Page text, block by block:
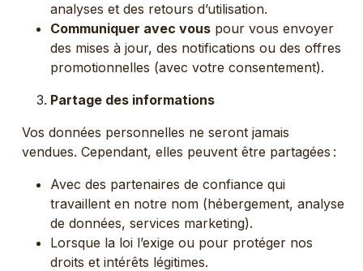
analyses et des retours d’utilisation.
Communiquer avec vous pour vous envoyer
des mises à jour, des notifications ou des offres
promotionnelles (avec votre consentement).
Partage des informations
Vos données personnelles ne seront jamais
vendues. Cependant, elles peuvent être partagées :
Avec des partenaires de confiance qui
travaillent en notre nom (hébergement, analyse
de données, services marketing).
Lorsque la loi l’exige ou pour protéger nos
droits et intérêts légitimes.